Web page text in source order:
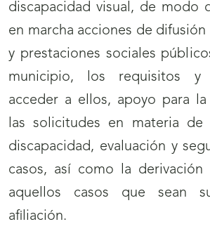
discapacidad visual, de modo
en marcha acciones de
y prestaciones sociales
municipio, los requisitos y
acceder a ellos, apoyo para
las solicitudes en materia de
discapacidad, evaluación y
casos, así como la
aquellos casos que sean
afiliación.